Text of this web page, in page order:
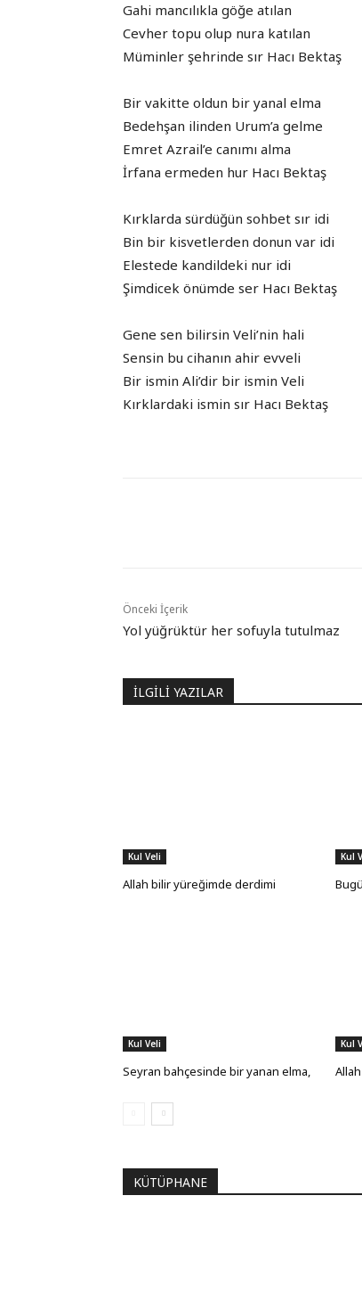
Gahi mancılıkla göğe atılan
Cevher topu olup nura katılan
Müminler şehrinde sır Hacı Bektaş
Bir vakitte oldun bir yanal elma
Bedehşan ilinden Urum’a gelme
Emret Azrail’e canımı alma
İrfana ermeden hur Hacı Bektaş
Kırklarda sürdüğün sohbet sır idi
Bin bir kisvetlerden donun var idi
Elestede kandildeki nur idi
Şimdicek önümde ser Hacı Bektaş
Gene sen bilirsin Veli’nin hali
Sensin bu cihanın ahir evveli
Bir ismin Ali’dir bir ismin Veli
Kırklardaki ismin sır Hacı Bektaş
Önceki İçerik
Yol yüğrüktür her sofuyla tutulmaz
İLGİLİ YAZILAR
Kul Veli
Allah bilir yüreğimde derdimi
Kul
Kul Veli
Seyran bahçesinde bir yanan elma,
Kul
KÜTÜPHANE